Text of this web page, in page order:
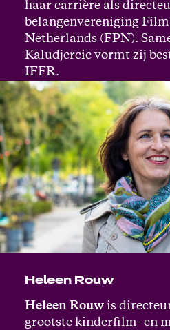
haar carrière als
belangenvereniging
Netherlands (FPN).
Kaludjercic vormt zij
IFFR.
Heleen Rouw
Heleen Rouwis
grootste kinderfilm- en